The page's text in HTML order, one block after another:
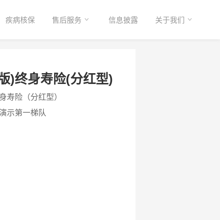
疾病核保 售后服务 信息披露 关于我们
)终身寿险(分红型)
寿险（分红型）
示第一梯队